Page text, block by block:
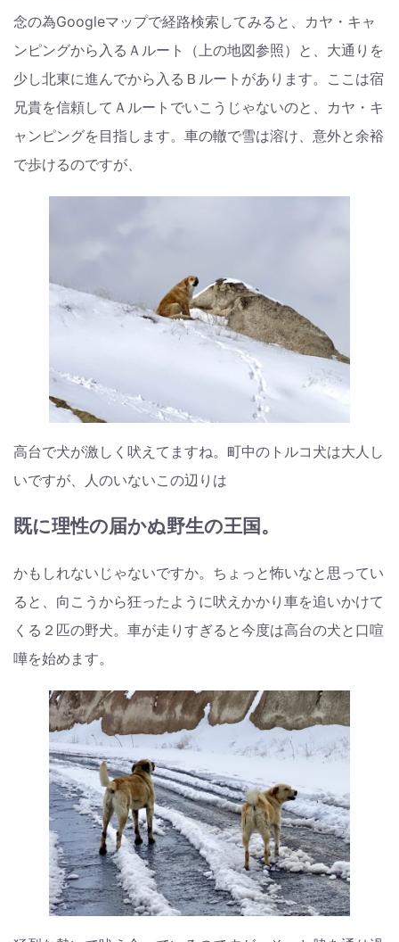
念の為Googleマップで経路検索してみると、カヤ・キャ
ンピングから入るＡルート（上の地図参照）と、大通りを
少し北東に進んでから入るＢルートがあります。ここは宿
兄貴を信頼してＡルートでいこうじゃないのと、カヤ・キ
ャンピングを目指します。車の轍で雪は溶け、意外と余裕
で歩けるのですが、
高台で犬が激しく吠えてますね。町中のトルコ犬は大人し
いですが、人のいないこの辺りは
既に理性の届かぬ野生の王国。
かもしれないじゃないですか。ちょっと怖いなと思ってい
ると、向こうから狂ったように吠えかかり車を追いかけて
くる２匹の野犬。車が走りすぎると今度は高台の犬と口喧
嘩を始めます。